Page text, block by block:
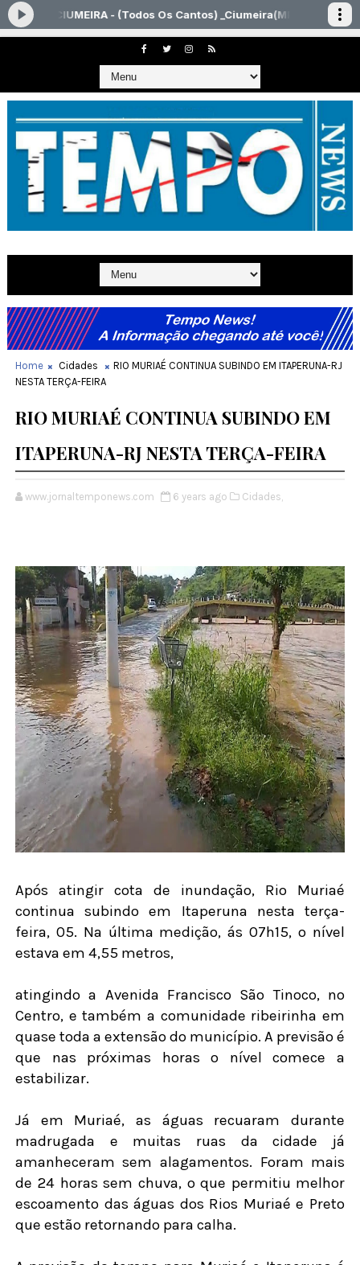
Home Cidades
RIO MURIAÉ CONTINUA SUBINDO EM ITAPERUNA-RJ
NESTA TERÇA-FEIRA
RIO MURIAÉ CONTINUA SUBINDO EM
ITAPERUNA-RJ NESTA TERÇA-FEIRA
www.jornaltemponews.com 6 years ago Cidades,
Após atingir cota de inundação, Rio Muriaé
continua subindo em Itaperuna nesta terça-
feira, 05. Na última medição, ás 07h15, o nível
estava em 4,55 metros,
atingindo a Avenida Francisco São Tinoco, no
Centro, e também a comunidade ribeirinha em
quase toda a extensão do município. A previsão é
que nas próximas horas o nível comece a
estabilizar.
Já em Muriaé, as águas recuaram durante
madrugada e muitas ruas da cidade já
amanheceram sem alagamentos. Foram mais
de 24 horas sem chuva, o que permitiu melhor
escoamento das águas dos Rios Muriaé e Preto
que estão retornando para calha.